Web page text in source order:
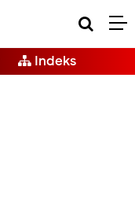
Indeks